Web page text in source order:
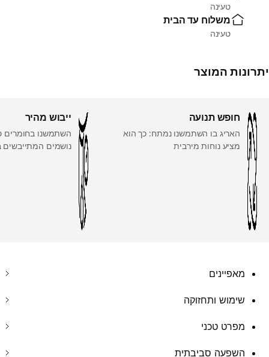
טעינה
משלוח עד הבית
טעינה
יתרונות המוצר
חופש תנועה
האריג בו השתמשנו נמתח: כך הוא
מציע נוחות מירבית
ייבוש מהיר
השתמשנו בחומרים
נושמים המתייבשים
מאפיינים
שימוש ותחזוקה
מפרט טכני
השפעה סביבתית